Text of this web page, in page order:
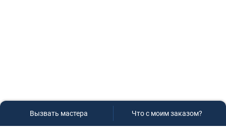
Вызвать мастера Что с моим заказом?